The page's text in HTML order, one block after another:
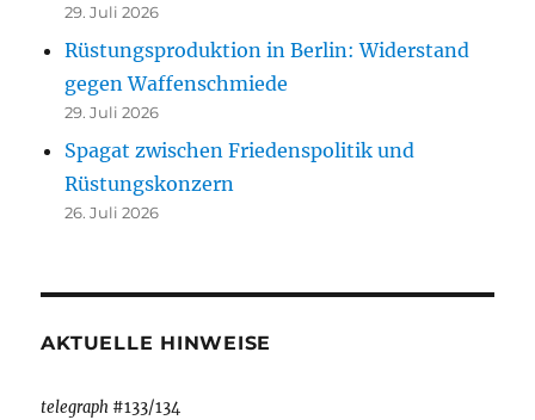
29. Juli 2026
Rüstungsproduktion in Berlin: Widerstand
gegen Waffenschmiede
29. Juli 2026
Spagat zwischen Friedenspolitik und
Rüstungskonzern
26. Juli 2026
AKTUELLE HINWEISE
telegraph #133/134